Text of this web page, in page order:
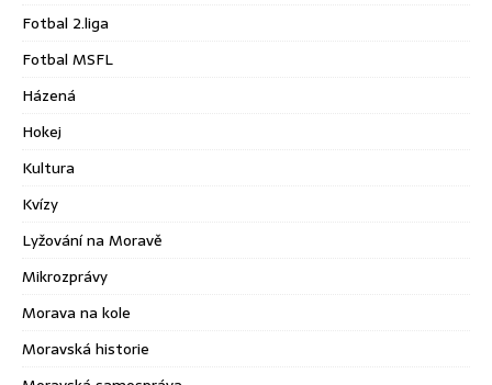
Fotbal 2.liga
Fotbal MSFL
Házená
Hokej
Kultura
Kvízy
Lyžování na Moravě
Mikrozprávy
Morava na kole
Moravská historie